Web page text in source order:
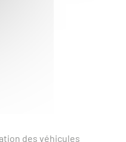
des véhicules